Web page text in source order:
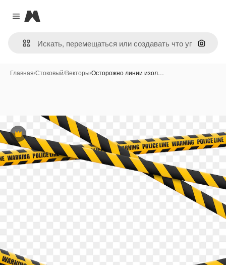
Close menu
Magnific
Поиск
Главная/Стоковый/Векторы/Осторожно линии изол…
Премиум